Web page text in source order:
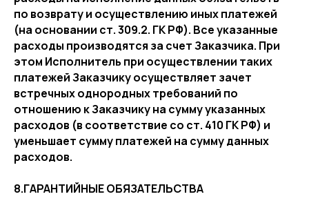
по возврату и осуществлению иных платежей
(на основании ст. 309.2. ГК РФ). Все указанные
расходы производятся за счет Заказчика. При
этом Исполнитель при осуществлении таких
платежей Заказчику осуществляет зачет
встречных однородных требований по
отношению к Заказчику на сумму указанных
расходов (в соответствие со ст. 410 ГК РФ) и
уменьшает сумму платежей на сумму данных
расходов.
8.ГАРАНТИЙНЫЕ ОБЯЗАТЕЛЬСТВА